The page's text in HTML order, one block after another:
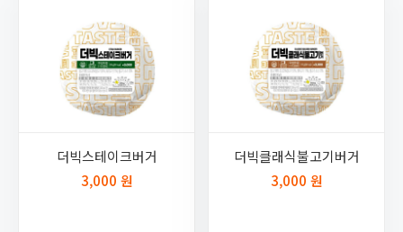
더빅스테이크버거
3,000 원
더빅클래식불고기버거
3,000 원